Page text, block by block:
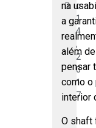
o
1
4
,
2
0
1
7
na
a
além
pensar
como o
interior
O shaft